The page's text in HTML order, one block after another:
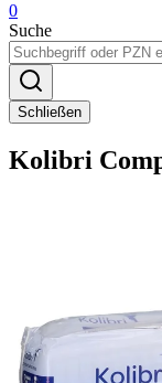
0
Suche
Schließen
Kolibri